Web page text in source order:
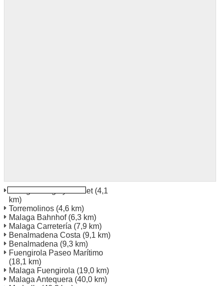
Malaga Ortega y Gasset(4,1
km)
Torremolinos (4,6 km)
Malaga Bahnhof(6,3 km)
Malaga Carretería (7,9 km)
Benalmadena Costa (9,1 km)
Benalmadena (9,3 km)
Fuengirola Paseo Marítimo
(18,1 km)
Malaga Fuengirola (19,0 km)
Malaga Antequera (40,0 km)